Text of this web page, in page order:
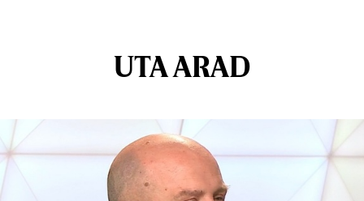
UTA ARAD